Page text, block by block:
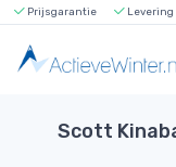
Prijsgarantie Levering
Scott